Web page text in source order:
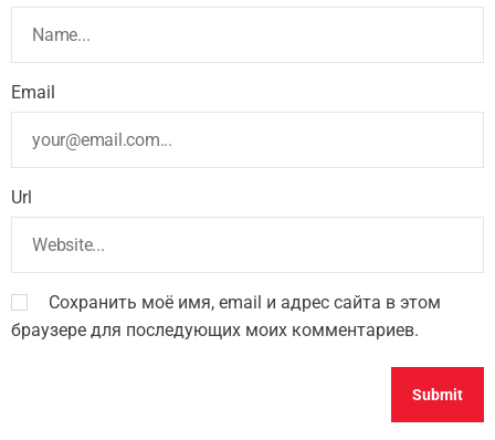
Email
Url
Сохранить моё имя, email и адрес сайта в этом
браузере для последующих моих комментариев.